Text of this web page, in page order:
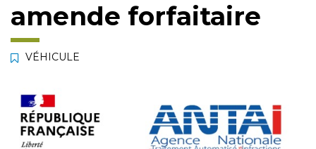
amende forfaitaire
VÉHICULE